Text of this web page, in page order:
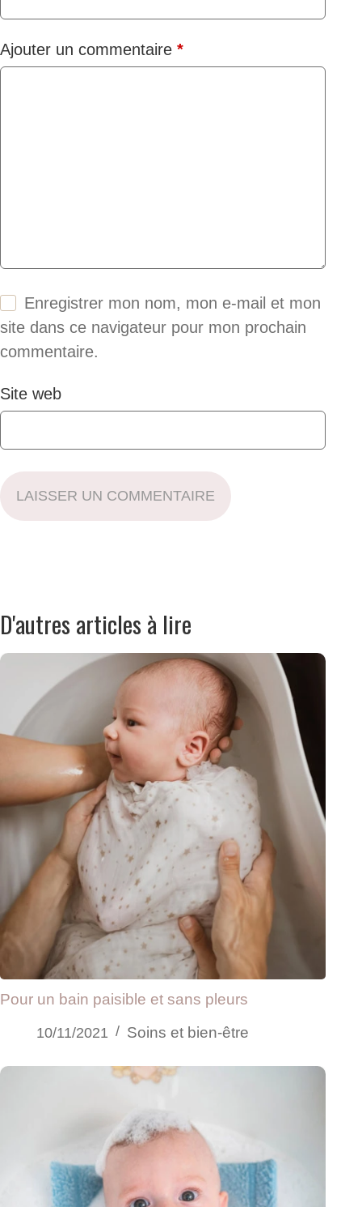
Ajouter un commentaire *
Enregistrer mon nom, mon e-mail et mon
site dans ce navigateur pour mon prochain
commentaire.
Site web
LAISSER UN COMMENTAIRE
D'autres articles à lire
Pour un bain paisible et sans pleurs
10/11/2021 Soins et bien-être